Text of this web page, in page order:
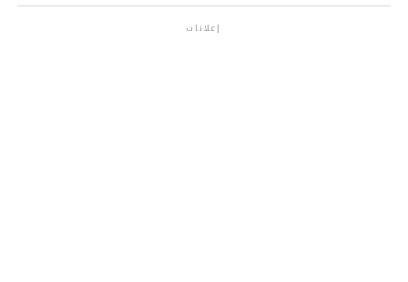
إعلانات